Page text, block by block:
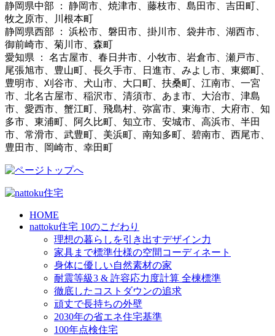
静岡県中部 ： 静岡市、焼津市、藤枝市、島田市、吉田町、
牧之原市、川根本町
静岡県西部 ： 浜松市、磐田市、掛川市、袋井市、湖西市、
御前崎市、菊川市、森町
愛知県 ： 名古屋市、春日井市、小牧市、岩倉市、瀬戸市、
尾張旭市、豊山町、長久手市、日進市、みよし市、東郷町、
豊明市、刈谷市、犬山市、大口町、扶桑町、江南市、一宮
市、北名古屋市、稲沢市、清須市、あま市、大治市、津島
市、愛西市、蟹江町、飛島村、弥富市、東海市、大府市、知
多市、東浦町、阿久比町、知立市、安城市、高浜市、半田
市、常滑市、武豊町、美浜町、南知多町、碧南市、西尾市、
豊田市、岡崎市、幸田町
HOME
nattoku住宅 10のこだわり
理想の暮らしを引き出すデザイン力
家具まで標準仕様の空間コーディネート
身体に優しい自然素材の家
耐震等級3 & 許容応力度計算 全棟標準
徹底したコストダウンの追求
頑丈で長持ちの外壁
2030年の省エネ住宅基準
100年点検住宅